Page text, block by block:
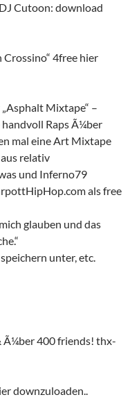
Cutoon: download
Crossino“ 4free hier
Mixtape“ –
handvoll Raps Ã¼ber
mal eine Art Mixtape
relativ
und Inferno79
als free
glauben und das
unter, etc.
Ã¼ber 400 friends! thx-
downzuloaden..